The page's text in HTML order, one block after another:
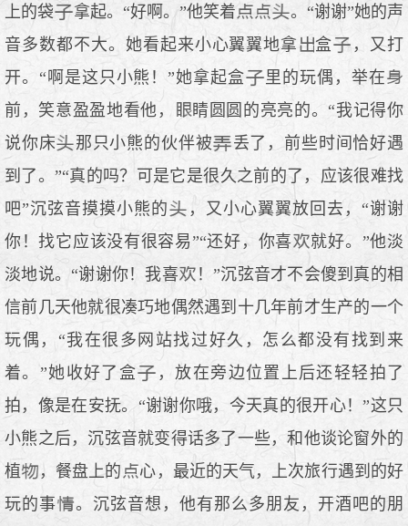
上的袋
拿起。“好啊。”他笑着
。“谢谢”她的声
音多数都不大。她看起来小心翼翼地拿
盒
，又打
开。“啊是这只小熊！”她拿起盒
里的玩偶，举在
前，笑意盈盈地看他，
睛圆圆的亮亮的。“我记得你
说你床
那只小熊的伙伴被
丢了，前些时间恰好遇
到了。”“真的吗？可是它是很久之前的了，应该很难找
吧”沉弦音摸摸小熊的
，又小心翼翼放回去，“谢谢
你！找它应该没有很容易”“还好，你喜
就好。”他淡
淡地说。“谢谢你！我喜
！”沉弦音才不会傻到真的相
信前几天他就很凑巧地偶然遇到十几年前才生产的一个
玩偶，“我在很多网站找过好久，怎么都没有找到来
着。”她收好了盒
，放在旁边位置上后还轻轻拍了
拍，像是在安抚。“谢谢你哦，今天真的很开心！”这只
小熊之后，沉弦音就变得话多了一些，和他谈论窗外的
植
，餐盘上的
心，最近的天气，上次旅行遇到的好
玩的事
。沉弦音想，他有那么多朋友，开酒吧的朋